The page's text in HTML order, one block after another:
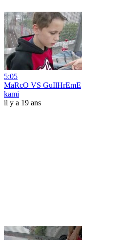
5:05
MaRcO VS GuIlHrEmE
kami
il y a 19 ans